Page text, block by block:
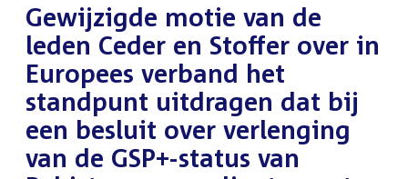
:Gewijzigde motie van de
leden Ceder en Stoffer over in
Europees verband het
standpunt uitdragen dat bij
een besluit over verlenging
van de GSP+-status van